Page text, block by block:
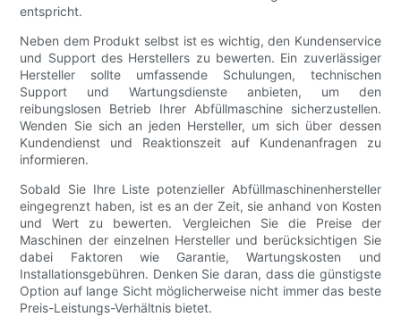
entspricht.
Neben dem Produkt selbst ist es wichtig, den Kundenservice
und Support des Herstellers zu bewerten. Ein zuverlässiger
Hersteller sollte umfassende Schulungen, technischen
Support und Wartungsdienste anbieten, um den
reibungslosen Betrieb Ihrer Abfüllmaschine sicherzustellen.
Wenden Sie sich an jeden Hersteller, um sich über dessen
Kundendienst und Reaktionszeit auf Kundenanfragen zu
informieren.
Sobald Sie Ihre Liste potenzieller Abfüllmaschinenhersteller
eingegrenzt haben, ist es an der Zeit, sie anhand von Kosten
und Wert zu bewerten. Vergleichen Sie die Preise der
Maschinen der einzelnen Hersteller und berücksichtigen Sie
dabei Faktoren wie Garantie, Wartungskosten und
Installationsgebühren. Denken Sie daran, dass die günstigste
Option auf lange Sicht möglicherweise nicht immer das beste
Preis-Leistungs-Verhältnis bietet.